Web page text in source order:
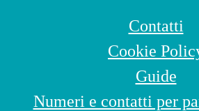
Contatti
Cookie
Guide
Numeri e contatti per